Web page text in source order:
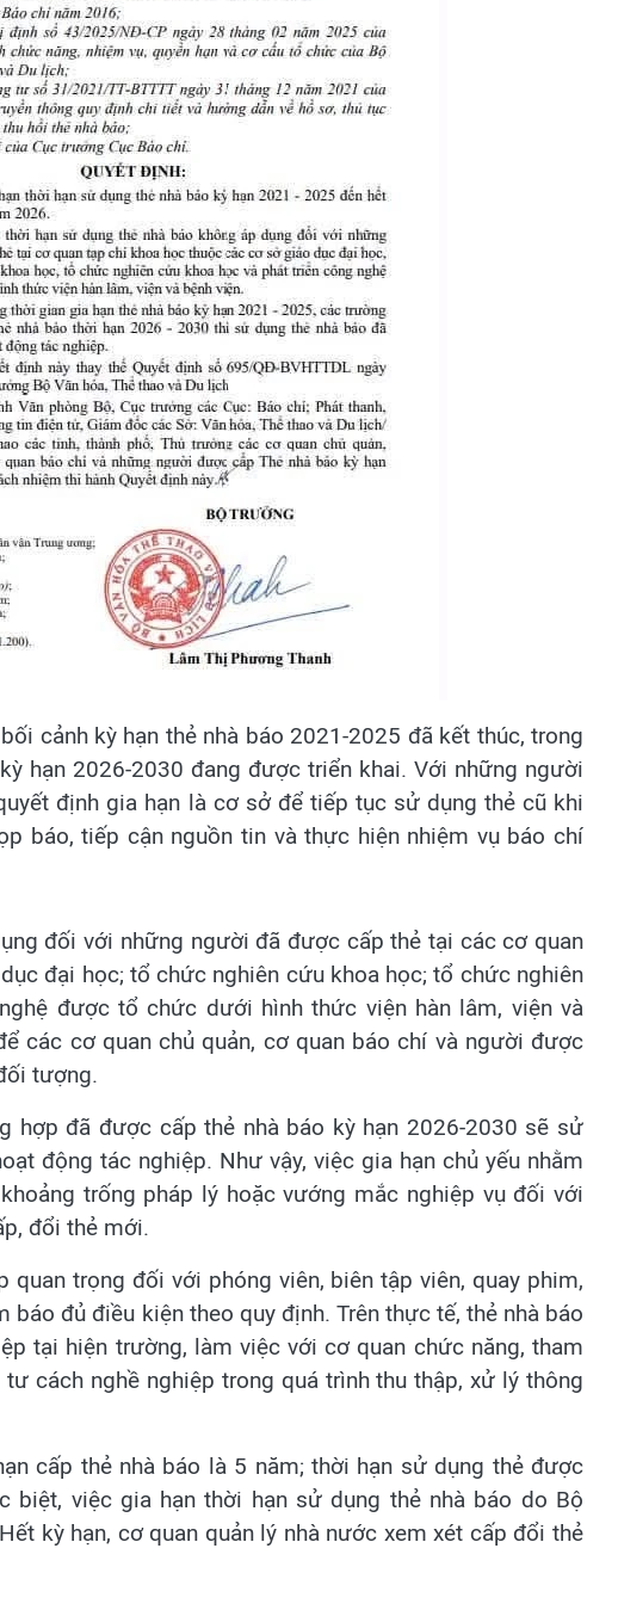
cảnh kỳ hạn thẻ nhà báo 2021-2025 đã kết thúc, trong
hạn 2026-2030 đang được triển khai. Với những người
định gia hạn là cơ sở để tiếp tục sử dụng thẻ cũ khi
báo, tiếp cận nguồn tin và thực hiện nhiệm vụ báo chí
đối với những người đã được cấp thẻ tại các cơ quan
đại học; tổ chức nghiên cứu khoa học; tổ chức nghiên
được tổ chức dưới hình thức viện hàn lâm, viện và
các cơ quan chủ quản, cơ quan báo chí và người được
tượng.
hợp đã được cấp thẻ nhà báo kỳ hạn 2026-2030 sẽ sử
động tác nghiệp. Như vậy, việc gia hạn chủ yếu nhằm
trống pháp lý hoặc vướng mắc nghiệp vụ đối với
đổi thẻ mới.
quan trọng đối với phóng viên, biên tập viên, quay phim,
báo đủ điều kiện theo quy định. Trên thực tế, thẻ nhà báo
tại hiện trường, làm việc với cơ quan chức năng, tham
cách nghề nghiệp trong quá trình thu thập, xử lý thông
cấp thẻ nhà báo là 5 năm; thời hạn sử dụng thẻ được
biệt, việc gia hạn thời hạn sử dụng thẻ nhà báo do Bộ
kỳ hạn, cơ quan quản lý nhà nước xem xét cấp đổi thẻ